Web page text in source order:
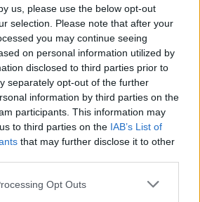
us, please use the below opt-out
selection. Please note that after your
you may continue seeing
on personal information utilized by
disclosed to third parties prior to
separately opt-out of the further
information by third parties on the
participants. This information may
to third parties on the IAB’s List of
that may further disclose it to other
Opt Outs